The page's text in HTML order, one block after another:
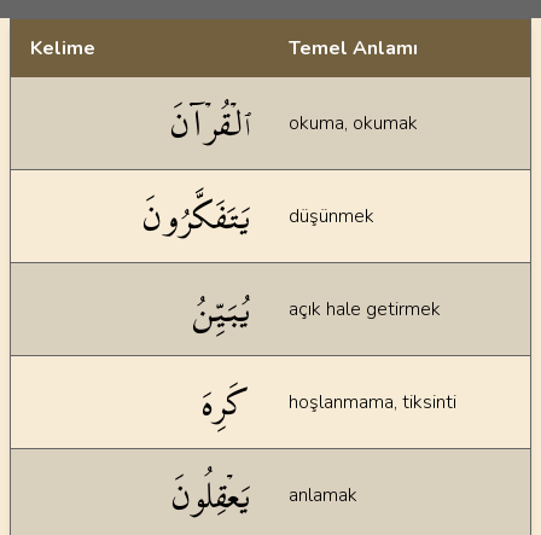
Kelime Temel Anlamı
ٱلۡقُرۡآنَ okuma, okumak
يَتَفَكَّرُونَ düşünmek
يُبَيِّنُ açık hale getirmek
كَرِهَ hoşlanmama, tiksinti
يَعۡقِلُونَ anlamak